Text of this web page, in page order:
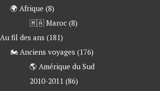
🌍 Afrique (8)
🇲🇦 Maroc(8)
fil des ans (181)
🏍 Anciens voyages (176)
🌎 Amérique du Sud
2010-2011 (86)